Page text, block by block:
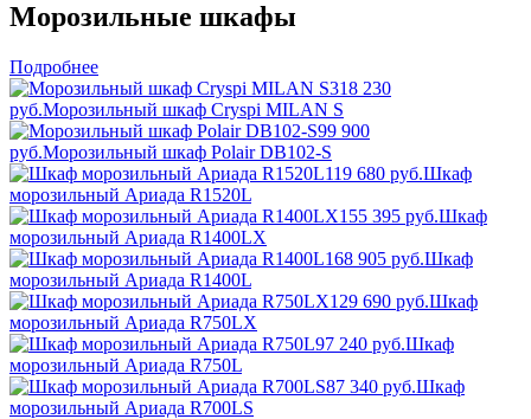
Морозильные шкафы
Подробнее
318 230
руб.Морозильный шкаф Cryspi MILAN S
99 900
руб.Морозильный шкаф Polair DB102-S
119 680 руб.Шкаф
морозильный Ариада R1520L
155 395 руб.Шкаф
морозильный Ариада R1400LX
168 905 руб.Шкаф
морозильный Ариада R1400L
129 690 руб.Шкаф
морозильный Ариада R750LX
97 240 руб.Шкаф
морозильный Ариада R750L
87 340 руб.Шкаф
морозильный Ариада R700LS